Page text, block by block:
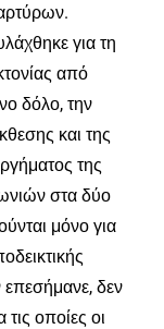
για τη
από
δόλο, την
και της
της
στα δύο
μόνο για
δεν
οποίες οι